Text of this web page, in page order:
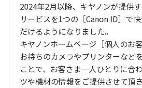
2024年2月以降、キヤノンが提供
サービスを1つの［Canon ID］で
だけるようになりました。
キヤノンホームページ［個人のお
お持ちのカメラやプリンターなど
ことで、お客さま一人ひとりに合
ツや機材の情報をご提供させて頂き